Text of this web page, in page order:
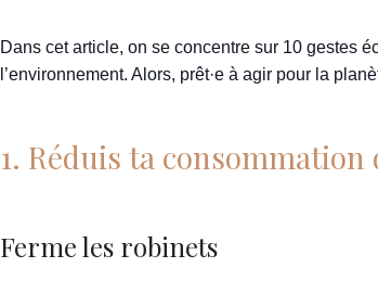
Dans cet article, on se concentre sur 10 gestes
l’environnement. Alors, prêt·e à agir pour la
1. Réduis ta consommation
Ferme les robinets